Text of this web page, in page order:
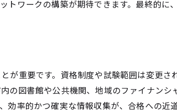
イナンシャルプランナー資格の種類
ら資格取得を目指す方法
ナー試験に通用する勉強法の選び方
な学習時間の確保術
ワークの構築が期待できます。最終的に
が重要です。資格制度や試験範囲は変更さ
の図書館や公共機関、地域のファイナンシ
率的かつ確実な情報収集が、合格への近道